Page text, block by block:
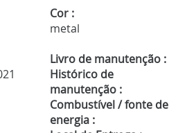
Cor :
metal
Livro de manutenção :
Histórico de
manutenção :
Combustível / fonte de
energia :